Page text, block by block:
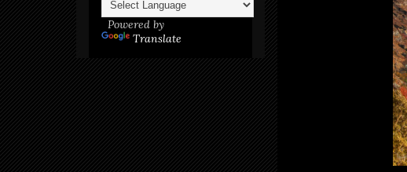
Powered by
Translate